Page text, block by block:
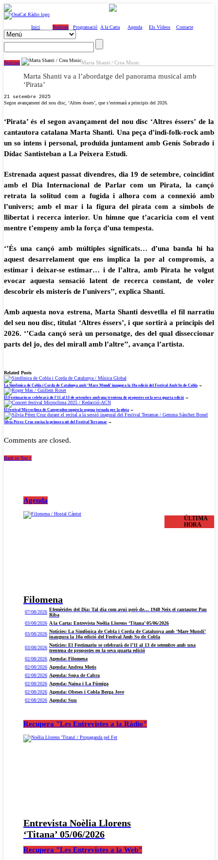
Inici Notícies Programació A la Carta Agenda Els Vídeos Contacte
Notícies Marta Shanti / Crea Music
Marta Shanti va a l’abordatge del panorama musical amb
‘Pirata’
21 setembre 2025
Segon avançament del nou disc, ‘Altres éssers’, que s’estrenarà a principis del 2026.
‘Pirata’ és el segon avançament del nou disc ‘Altres éssers’ de la
cantautora catalana Marta Shanti. Una peça d’indi-folk-rock amb
un so intens i personal, produïda juntament amb Genís Sobrado i
Dídac Santisteban a La Peixera Estudi.
Estrenada aquest passat divendres, dia 19 de setembre, coincidint
amb el Dia Internacional de Parlar com un Pirata, la cançó
retrata la solitud com a fugida i alhora com a connexió amb
l’univers; amb el mar i la figura del pirata com a símbols de
llibertat i recerca interior. Un himne que t’acaricia com el vent
mentre t’empeny amb la força d’una tempesta.
‘’És una cançó amb múltiples significats… d’una banda hi ha
aquest desarrelament que ens implica la por al compromís, a
estimar i deixar-se estimar… i de l’altra, amb Pirata he volgut
evocar aquesta sensació latent de recerca constant, de voler
descobrir els misteris de l’univers’’, explica Shanti.
Amb aquesta nova estrena, Marta Shanti desvetlla el fil narratiu
del seu nou disc, titulat ‘Altres éssers’, i que sortirà a principis del
2026. ‘’Cada cançó serà un personatge, des del qual disseccionar
parts del jo, des del mirall amb l’altre’’, avança l’artista.
Related Posts
La Simfònica de Cobla i Corda de Catalunya amb ‘Mare Mundi’ inaugura la 10a edició del Festival Amb So de Cobla →
El Festimariu se celebrarà de l’11 al 13 de setembre amb una trentena de propostes en la seva quarta edició →
El festival Microclima de Camprodon suspèn la segona jornada per la pluja →
Sílvia Pérez Cruz encisa la primera nit del Festival Terramar →
Comments are closed.
Back to Top ↑
Agenda
Filomena
ÚLTIMA
HORA
07/08/2026 Efemèrides del Dia: Tal dia com avui però de… 1948 Neix el cantautor Pau
Riba
03/08/2026 A la Carta: Entrevista Noèlia Llorens ‘Titana’ 05/06/2026
03/08/2026 Notícies: La Simfònica de Cobla i Corda de Catalunya amb ‘Mare Mundi’
inaugura la 10a edició del Festival Amb So de Cobla
03/08/2026 Notícies: El Festimariu se celebrarà de l’11 al 13 de setembre amb una
trentena de propostes en la seva quarta edició
02/08/2026 Agenda: Filomena
02/08/2026 Agenda: Andrea Motis
02/08/2026 Agenda: Sopa de Cabra
02/08/2026 Agenda: Naina i La Fúmiga
02/08/2026 Agenda: Obeses i Cobla Berga Jove
02/08/2026 Agenda: Suu
Recupera "Les Entrevistes a la Ràdio"
Entrevista Noèlia Llorens
‘Titana’ 05/06/2026
Recupera "Les Entrevistes a la Web"